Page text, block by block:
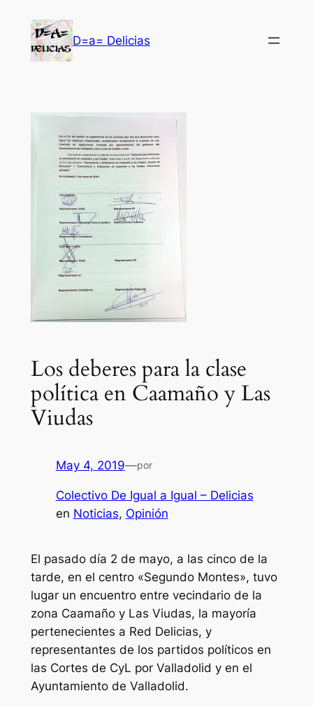
contenido
D=a= Delicias
Los deberes para la clase
política en Caamaño y Las
Viudas
May 4, 2019—por
Colectivo De Igual a Igual – Delicias
en Noticias, Opinión
El pasado día 2 de mayo, a las cinco de la
tarde, en el centro «Segundo Montes», tuvo
lugar un encuentro entre vecindario de la
zona Caamaño y Las Viudas, la mayoría
pertenecientes a Red Delicias, y
representantes de los partidos políticos en
las Cortes de CyL por Valladolid y en el
Ayuntamiento de Valladolid.